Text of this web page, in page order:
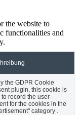
the website to
functionalities and
the GDPR Cookie
plugin, this cookie is
to record the user
for the cookies in the
category .